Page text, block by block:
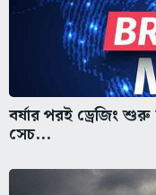
বর্ষার পরই ড্রেজিং
সেচ...